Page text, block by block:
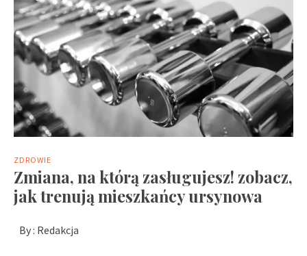
ZDROWIE
Zmiana, na którą zasługujesz! zobacz,
jak trenują mieszkańcy ursynowa
By : Redakcja